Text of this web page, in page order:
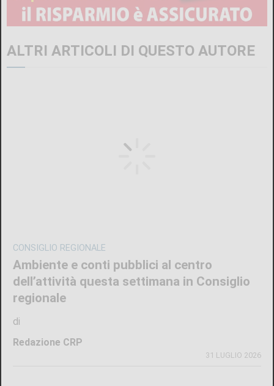
ALTRI ARTICOLI DI QUESTO AUTORE
CONSIGLIO REGIONALE
Ambiente e conti pubblici al centro
dell’attività questa settimana in Consiglio
regionale
di
Redazione CRP
31 LUGLIO 2026